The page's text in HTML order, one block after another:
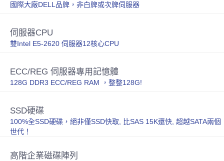
國際大廠DELL品牌，非白牌或次牌伺服器
伺服器CPU
雙Intel E5-2620 伺服器12核心CPU
ECC/REG 伺服器專用記憶體
128G DDR3 ECC/REG RAM ，整整128G!
SSD硬碟
100%全SSD硬碟，絕非僅SSD快取, 比SAS 15K還快, 超越SATA兩個
世代！
高階企業磁碟陣列